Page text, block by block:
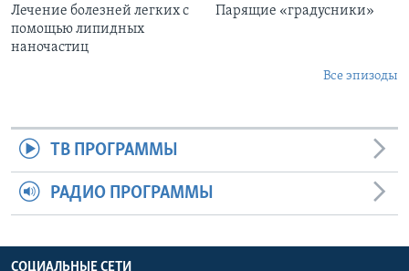
Лечение болезней легких с
помощью липидных
наночастиц
Парящие «градусники»
Все эпизоды
ТВ ПРОГРАММЫ
РАДИО ПРОГРАММЫ
СОЦИАЛЬНЫЕ СЕТИ